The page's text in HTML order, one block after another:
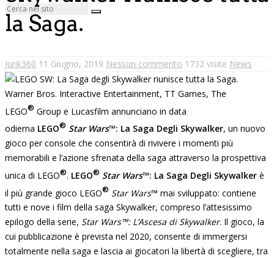
la Saga.
Jurik360 11 Giugno, 2019 Nessun commento 1732 visite News
Warner Bros. Interactive Entertainment, TT Games, The
LEGO® Group e Lucasfilm annunciano in data
odierna LEGO® Star Wars™: La Saga Degli Skywalker, un nuovo
gioco per console che consentirà di rivivere i momenti più
memorabili e l’azione sfrenata della saga attraverso la prospettiva
unica di LEGO®. LEGO® Star Wars™: La Saga Degli Skywalker è
il più grande gioco LEGO® Star Wars™ mai sviluppato: contiene
tutti e nove i film della saga Skywalker, compreso l’attesissimo
epilogo della serie, Star Wars™: L’Ascesa di Skywalker. Il gioco, la
cui pubblicazione è prevista nel 2020, consente di immergersi
totalmente nella saga e lascia ai giocatori la libertà di scegliere, tra